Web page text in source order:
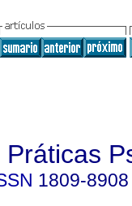
1809-8908